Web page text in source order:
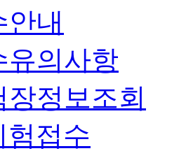
안내
유의사항
장정보조회
험접수